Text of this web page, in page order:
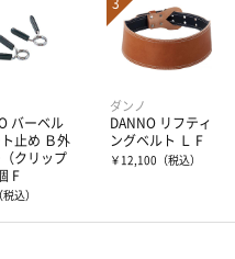
バーベル
止め Ｂ外
クリップ
F
税込）
ダンノ
DANNO リフティ
ングベルト Ｌ F
￥12,100 （税込）